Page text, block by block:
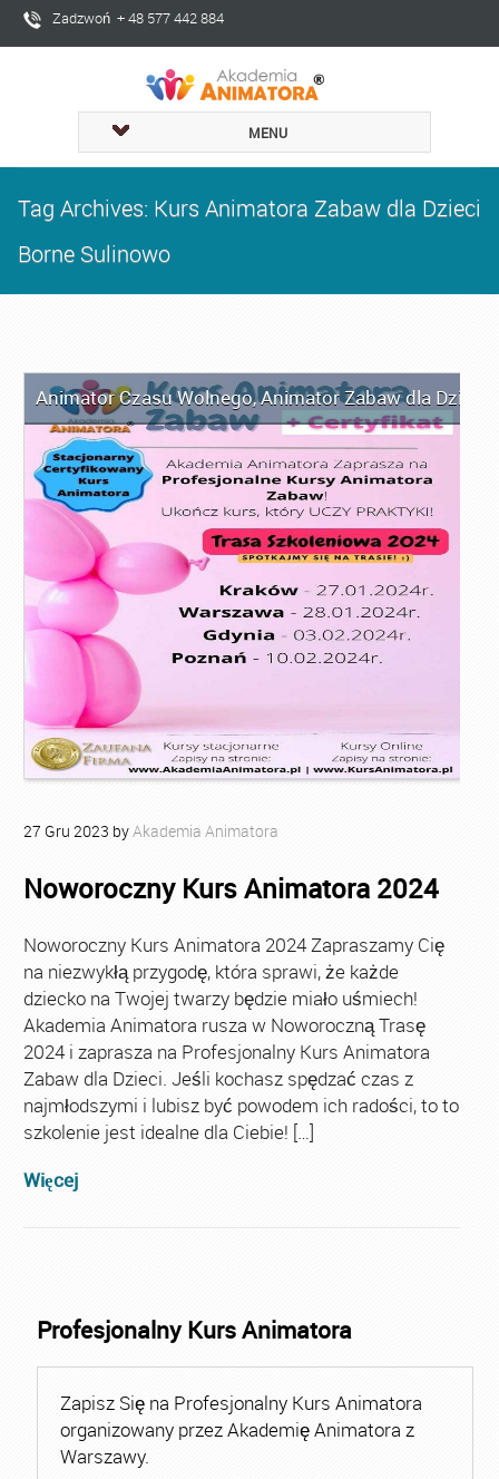
Zadzwoń + 48 577 442 884
MENU
Tag Archives: Kurs Animatora Zabaw dla Dzieci
Borne Sulinowo
Animator Czasu Wolnego,Animator Zabaw dla Dzieci
27 Gru 2023 byAkademia Animatora
Noworoczny Kurs Animatora 2024
Noworoczny Kurs Animatora 2024 Zapraszamy Cię
na niezwykłą przygodę, która sprawi, że każde
dziecko na Twojej twarzy będzie miało uśmiech!
Akademia Animatora rusza w Noworoczną Trasę
2024 i zaprasza na Profesjonalny Kurs Animatora
Zabaw dla Dzieci. Jeśli kochasz spędzać czas z
najmłodszymi i lubisz być powodem ich radości, to to
szkolenie jest idealne dla Ciebie! […]
Więcej
Profesjonalny Kurs Animatora
Zapisz Się na Profesjonalny Kurs Animatora
organizowany przez Akademię Animatora z
Warszawy.